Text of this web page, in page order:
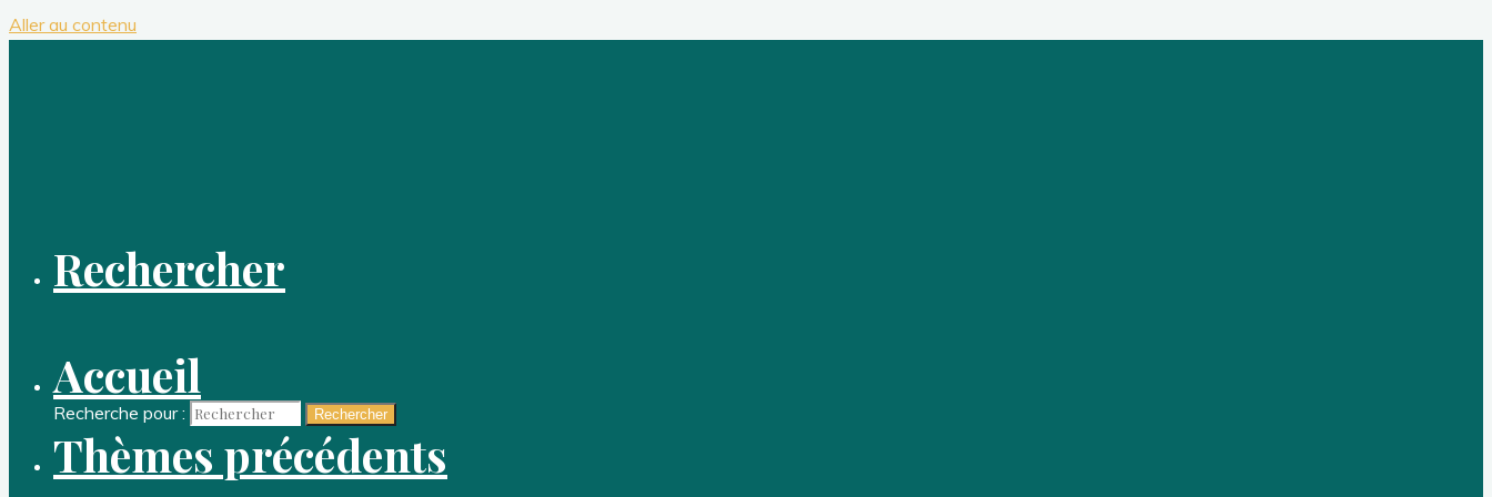
Aller au contenu
Rechercher
Recherche pour : Rechercher
Accueil
Thèmes précédents